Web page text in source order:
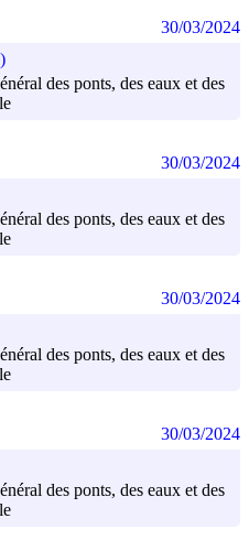
des ponts, des eaux et des
30/03/2024
des ponts, des eaux et des
30/03/2024
des ponts, des eaux et des
30/03/2024
des ponts, des eaux et des
30/03/2024